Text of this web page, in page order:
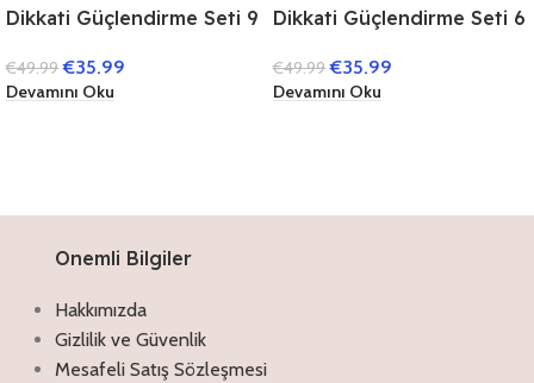
Dikkati Güçlendirme Seti 9
€49.99 €35.99
Devamını Oku
Dikkati Güçlendirme Seti 6
€49.99 €35.99
Devamını Oku
Onemli Bilgiler
Hakkımızda
Gizlilik ve Güvenlik
Mesafeli Satış Sözleşmesi